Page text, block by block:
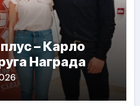
– Карло
Награда